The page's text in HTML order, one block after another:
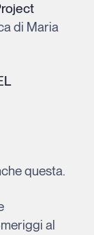
di Maria
questa.
al